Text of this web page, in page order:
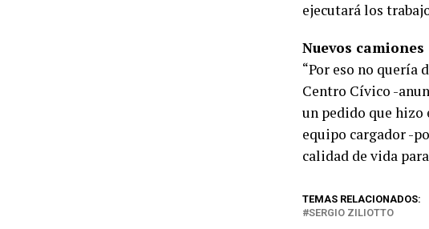
ejecutará los
Nuevos camiones
“Por eso no quería
Centro Cívico -
un pedido que hizo
equipo cargador -
calidad de vida
TEMAS RELACIONADOS:
SERGIO ZILIOTTO